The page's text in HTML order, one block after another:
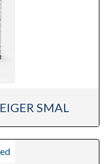
SMAL